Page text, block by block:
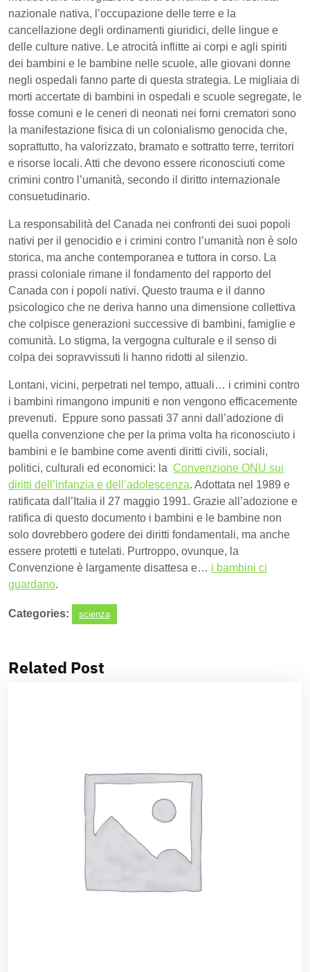
nazionale nativa, l’occupazione delle terre e la
cancellazione degli ordinamenti giuridici, delle lingue e
delle culture native. Le atrocità inflitte ai corpi e agli spiriti
dei bambini e le bambine nelle scuole, alle giovani donne
negli ospedali fanno parte di questa strategia. Le migliaia di
morti accertate di bambini in ospedali e scuole segregate, le
fosse comuni e le ceneri di neonati nei forni crematori sono
la manifestazione fisica di un colonialismo genocida che,
soprattutto, ha valorizzato, bramato e sottratto terre, territori
e risorse locali. Atti che devono essere riconosciuti come
crimini contro l’umanità, secondo il diritto internazionale
consuetudinario.
La responsabilità del Canada nei confronti dei suoi popoli
nativi per il genocidio e i crimini contro l’umanità non è solo
storica, ma anche contemporanea e tuttora in corso. La
prassi coloniale rimane il fondamento del rapporto del
Canada con i popoli nativi. Questo trauma e il danno
psicologico che ne deriva hanno una dimensione collettiva
che colpisce generazioni successive di bambini, famiglie e
comunità. Lo stigma, la vergogna culturale e il senso di
colpa dei sopravvissuti li hanno ridotti al silenzio.
Lontani, vicini, perpetrati nel tempo, attuali… i crimini contro
i bambini rimangono impuniti e non vengono efficacemente
prevenuti. Eppure sono passati 37 anni dall’adozione di
quella convenzione che per la prima volta ha riconosciuto i
bambini e le bambine come aventi diritti civili, sociali,
politici, culturali ed economici: la Convenzione ONU sui
diritti dell’infanzia e dell’adolescenza. Adottata nel 1989 e
ratificata dall’Italia il 27 maggio 1991. Grazie all’adozione e
ratifica di questo documento i bambini e le bambine non
solo dovrebbero godere dei diritti fondamentali, ma anche
essere protetti e tutelati. Purtroppo, ovunque, la
Convenzione è largamente disattesa e… i bambini ci
guardano.
Categories: scienza
Related Post